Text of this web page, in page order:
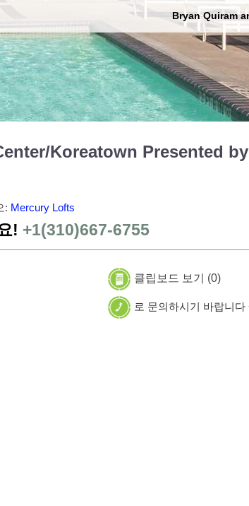
Bryan Quiram
Koreatown Presented
: Mercury Lofts
! +1(310)667-6755
클립보드 보기 (0)
로 문의하시기 바랍니다